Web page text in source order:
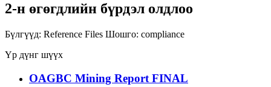
2-н өгөгдлийн бүрдэл олдлоо
Бүлгүүд: Reference Files Шошго: compliance
Үр дүнг шүүх
OAGBC Mining Report FINAL